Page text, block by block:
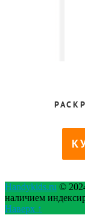
Handykids.ru ©
наличием
Наверх ↑